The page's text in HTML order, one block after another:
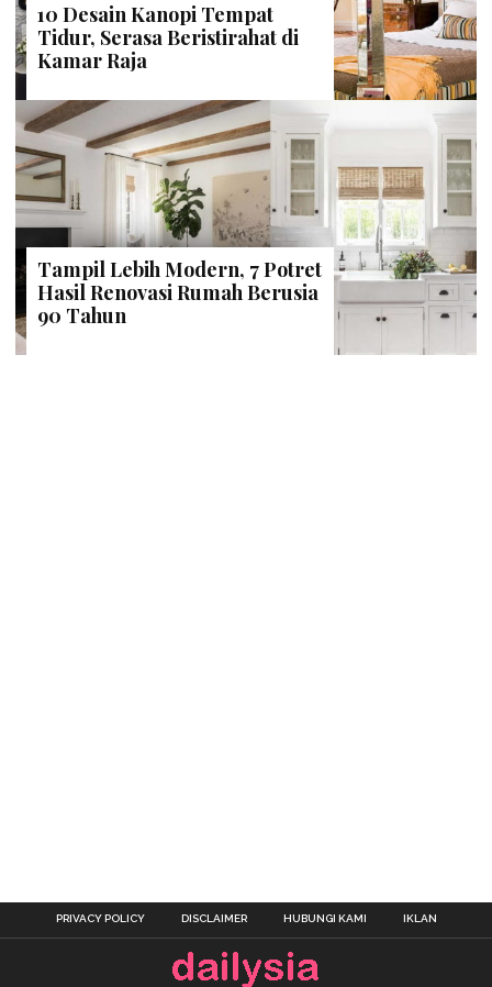
10 Desain Kanopi Tempat
Tidur, Serasa Beristirahat di
Kamar Raja
Tampil Lebih Modern, 7 Potret
Hasil Renovasi Rumah Berusia
90 Tahun
PRIVACY POLICY DISCLAIMER HUBUNGI KAMI IKLAN